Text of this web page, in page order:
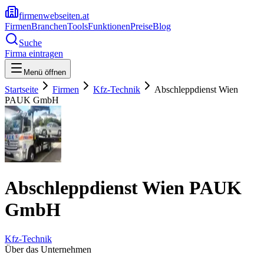
firmenwebseiten.at
FirmenBranchenToolsFunktionenPreiseBlog
Suche
Firma eintragen
Menü öffnen
Startseite Firmen Kfz-Technik
Abschleppdienst Wien
PAUK GmbH
Abschleppdienst Wien PAUK
GmbH
Kfz-Technik
Über das Unternehmen